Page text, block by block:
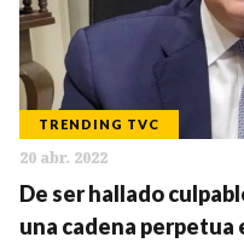
TRENDING TVC
20 abr. 2022
De ser hallado
una cadena perpetua